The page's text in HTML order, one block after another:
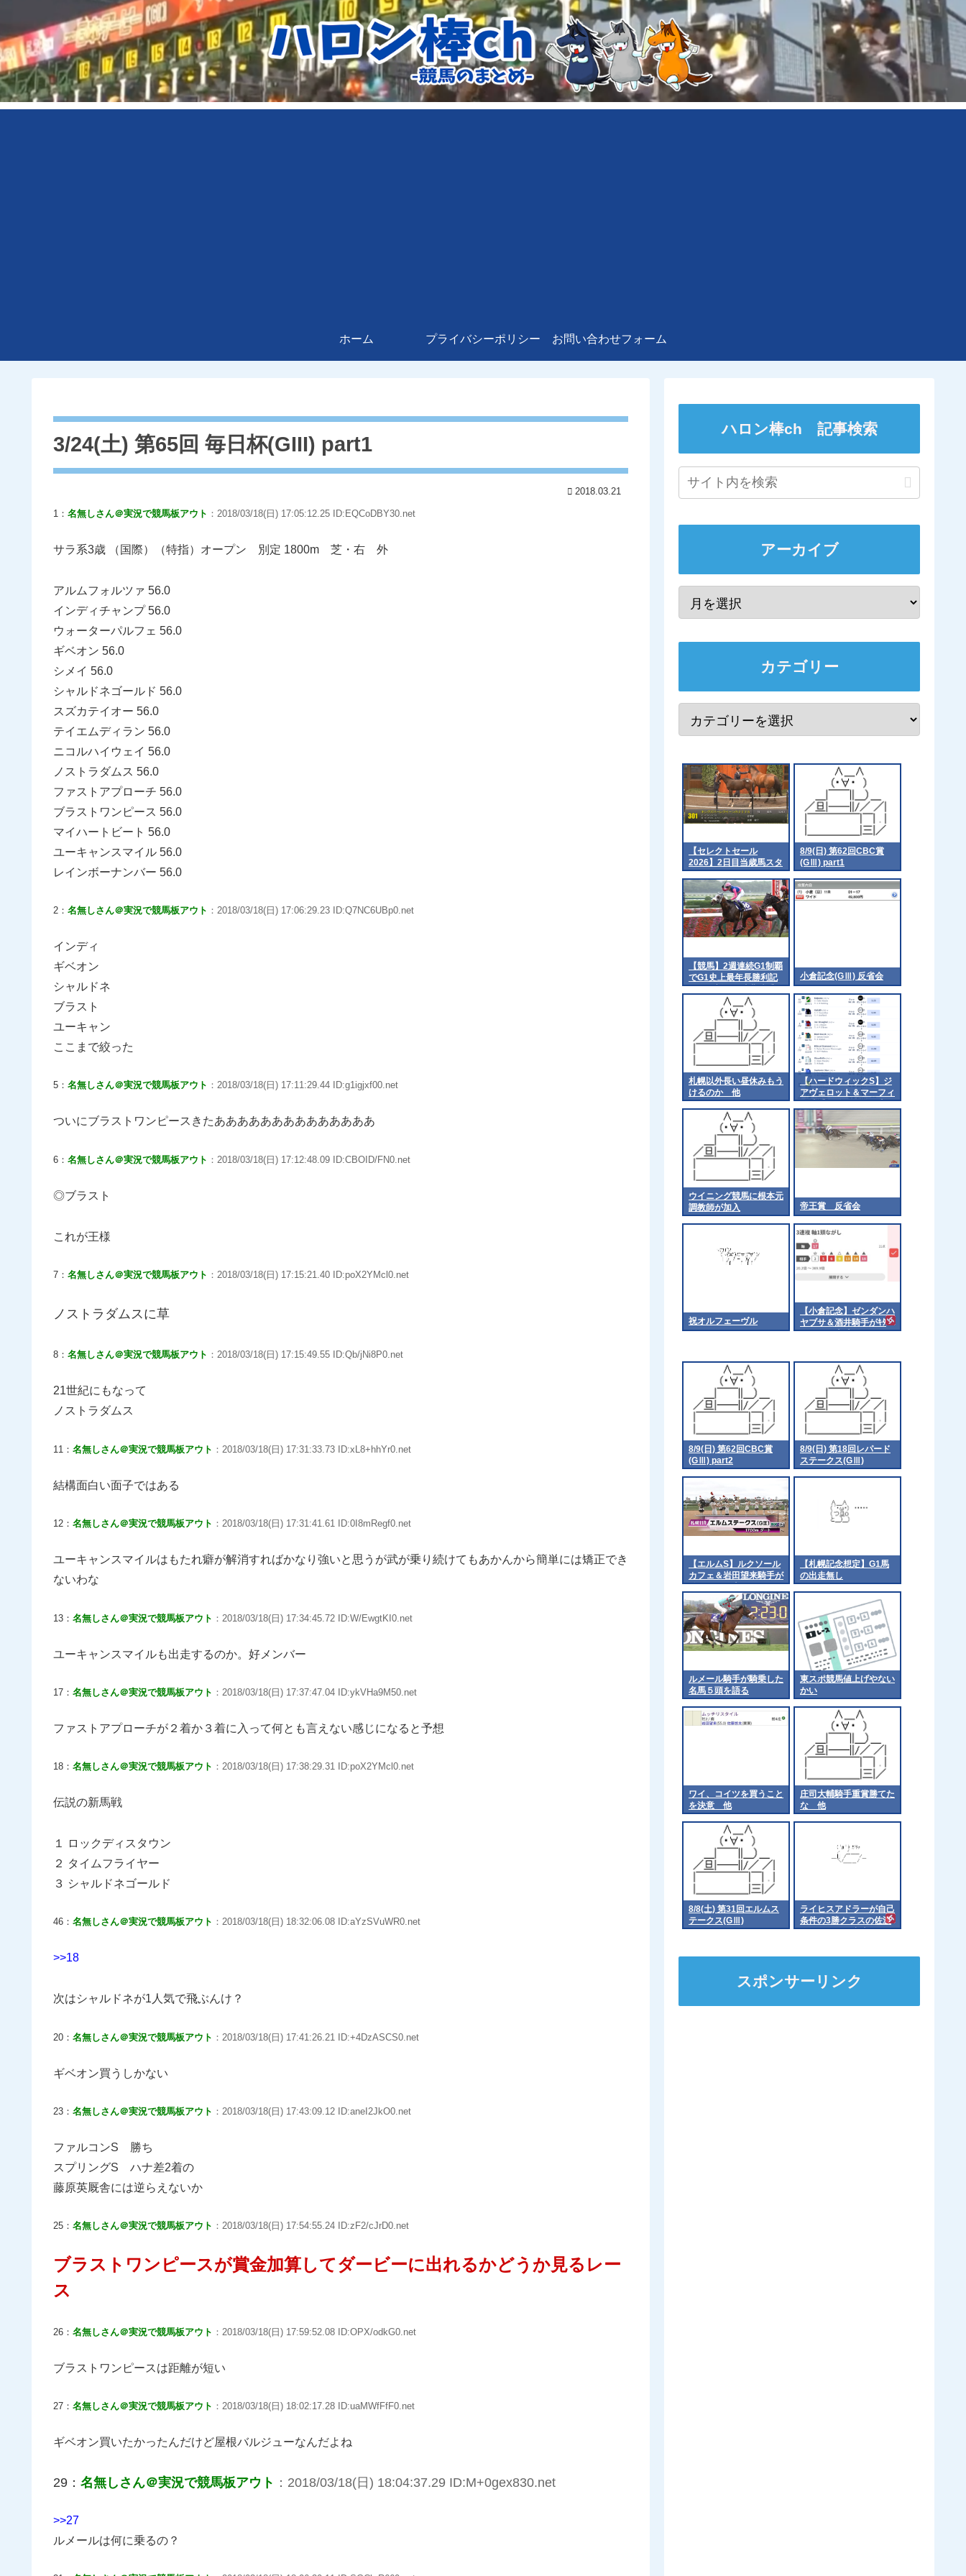
ホーム プライバシーポリシー お問い合わせフォーム
3/24(土) 第65回 毎日杯(GIII) part1
2018.03.21
1： 名無しさん＠実況で競馬板アウト ：2018/03/18(日) 17:05:12.25 ID:EQCoDBY30.net
サラ系3歳 （国際）（特指）オープン 別定 1800m 芝・右 外
アルムフォルツァ 56.0
インディチャンプ 56.0
ウォーターパルフェ 56.0
ギベオン 56.0
シメイ 56.0
シャルドネゴールド 56.0
スズカテイオー 56.0
テイエムディラン 56.0
ニコルハイウェイ 56.0
ノストラダムス 56.0
ファストアプローチ 56.0
ブラストワンピース 56.0
マイハートビート 56.0
ユーキャンスマイル 56.0
レインボーナンバー 56.0
2： 名無しさん＠実況で競馬板アウト ：2018/03/18(日) 17:06:29.23 ID:Q7NC6UBp0.net
インディ
ギベオン
シャルドネ
ブラスト
ユーキャン
ここまで絞った
5： 名無しさん＠実況で競馬板アウト ：2018/03/18(日) 17:11:29.44 ID:g1igjxf00.net
ついにブラストワンピースきたああああああああああああああ
6： 名無しさん＠実況で競馬板アウト ：2018/03/18(日) 17:12:48.09 ID:CBOID/FN0.net
◎ブラスト
これが王様
7： 名無しさん＠実況で競馬板アウト ：2018/03/18(日) 17:15:21.40 ID:poX2YMcl0.net
ノストラダムスに草
8： 名無しさん＠実況で競馬板アウト ：2018/03/18(日) 17:15:49.55 ID:Qb/jNi8P0.net
21世紀にもなって
ノストラダムス
11： 名無しさん＠実況で競馬板アウト ：2018/03/18(日) 17:31:33.73 ID:xL8+hhYr0.net
結構面白い面子ではある
12： 名無しさん＠実況で競馬板アウト ：2018/03/18(日) 17:31:41.61 ID:0I8mRegf0.net
ユーキャンスマイルはもたれ癖が解消すればかなり強いと思うが武が乗り続けてもあかんから簡単には矯正でき
ないわな
13： 名無しさん＠実況で競馬板アウト ：2018/03/18(日) 17:34:45.72 ID:W/EwgtKI0.net
ユーキャンスマイルも出走するのか。好メンバー
17： 名無しさん＠実況で競馬板アウト ：2018/03/18(日) 17:37:47.04 ID:ykVHa9M50.net
ファストアプローチが２着か３着に入って何とも言えない感じになると予想
18： 名無しさん＠実況で競馬板アウト ：2018/03/18(日) 17:38:29.31 ID:poX2YMcl0.net
伝説の新馬戦
１ ロックディスタウン
２ タイムフライヤー
３ シャルドネゴールド
46： 名無しさん＠実況で競馬板アウト ：2018/03/18(日) 18:32:06.08 ID:aYzSVuWR0.net
>>18
次はシャルドネが1人気で飛ぶんけ？
20： 名無しさん＠実況で競馬板アウト ：2018/03/18(日) 17:41:26.21 ID:+4DzASCS0.net
ギベオン買うしかない
23： 名無しさん＠実況で競馬板アウト ：2018/03/18(日) 17:43:09.12 ID:aneI2JkO0.net
ファルコンS 勝ち
スプリングS ハナ差2着の
藤原英厩舎には逆らえないか
25： 名無しさん＠実況で競馬板アウト ：2018/03/18(日) 17:54:55.24 ID:zF2/cJrD0.net
ブラストワンピースが賞金加算してダービーに出れるかどうか見るレー
ス
26： 名無しさん＠実況で競馬板アウト ：2018/03/18(日) 17:59:52.08 ID:OPX/odkG0.net
ブラストワンピースは距離が短い
27： 名無しさん＠実況で競馬板アウト ：2018/03/18(日) 18:02:17.28 ID:uaMWfFfF0.net
ギベオン買いたかったんだけど屋根バルジューなんだよね
29： 名無しさん＠実況で競馬板アウト ：2018/03/18(日) 18:04:37.29 ID:M+0gex830.net
>>27
ルメールは何に乗るの？
ハロン棒ch 記事検索
アーカイブ
カテゴリー
【セレクトセール
2026】2日目当歳馬スタ
ート
8/9(日) 第62回CBC賞
(GⅢ) part1
【競馬】2週連続G1制覇
でG1史上最年長勝利記
録を更新した武豊騎手
「ようやくピークが来
た」「遅咲きでした」
[ニーニーφ★]
小倉記念(GⅢ) 反省会
札幌以外長い昼休みもう
けるのか 他
【ハードウィックS】ジ
アヴェロット＆マーフィ
ー騎手がｷﾀ━━━━(ﾟ
∀ﾟ)━━━━!!
ウイニング競馬に根本元
調教師が加入
帝王賞 反省会
祝オルフェーヴル
【小倉記念】ゼンダンハ
ヤブサ＆酒井騎手がｷﾀ
━━━━(ﾟ∀ﾟ)━━━━!!
8/9(日) 第62回CBC賞
(GⅢ) part2
8/9(日) 第18回レパード
ステークス(GⅢ)
【エルムS】ルクソール
カフェ＆岩田望来騎手が
ｷﾀ━━━━(ﾟ
∀ﾟ)━━━━!!
【札幌記念想定】G1馬
の出走無し
ルメール騎手が騎乗した
名馬５頭を語る
東スポ競馬値上げやない
かい
ワイ、コイツを買うこと
を決意 他
庄司大輔騎手重賞勝てた
な 他
8/8(土) 第31回エルムス
テークス(GⅢ)
ライヒスアドラーが自己
条件の3勝クラスの佐渡
ステークスに出走
スポンサーリンク